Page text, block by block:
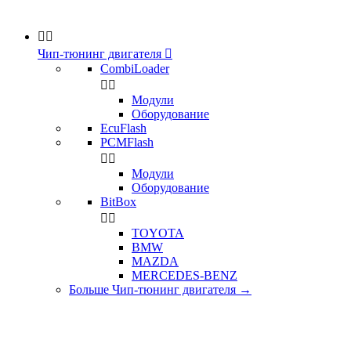
 
Чип-тюнинг двигателя 
CombiLoader
 
Модули
Оборудование
EcuFlash
PCMFlash
 
Модули
Оборудование
BitBox
 
TOYOTA
BMW
MAZDA
MERCEDES-BENZ
Больше Чип-тюнинг двигателя →